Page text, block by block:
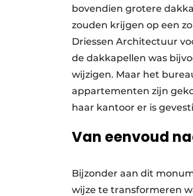
bovendien grotere
zouden krijgen op een
Driessen Architectuur
de dakkapellen was
wijzigen. Maar het
appartementen zijn
haar kantoor er is
Van eenvoud
Bijzonder aan dit
wijze te transformeren